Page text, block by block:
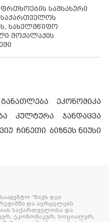
სამსახური
სახელმწიფო
მოქალაქის
განათლება
ეკონომიკა
კულტურა
ჯანდაცვა
ჩინეთი ბიზნეს ნიუსი
“ნიუს დეი
და ავრცელებს
საქართველოსა და
ეკონომიკურ, სოციალურ,